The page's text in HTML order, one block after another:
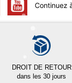
Continuez
DROIT DE RETOUR
dans les 30 jours